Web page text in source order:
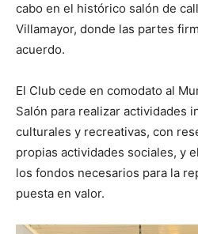
cabo en el histórico salón de
Villamayor, donde las partes
acuerdo.
El Club cede en comodato al
Salón para realizar actividades
culturales y recreativas, con
propias actividades sociales, y el
los fondos necesarios para la
puesta en valor.